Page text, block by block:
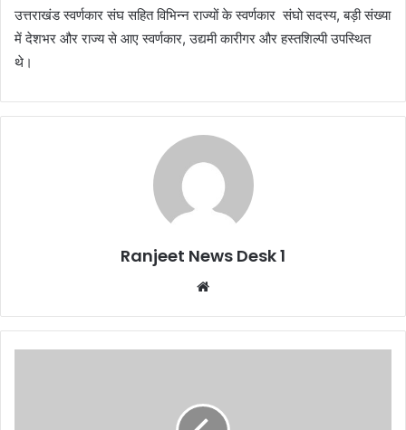
उत्तराखंड स्वर्णकार संघ सहित विभिन्न राज्यों के स्वर्णकार संघो सदस्य, बड़ी संख्या
में देशभर और राज्य से आए स्वर्णकार, उद्यमी कारीगर और हस्तशिल्पी उपस्थित
थे।
Ranjeet News Desk 1
te